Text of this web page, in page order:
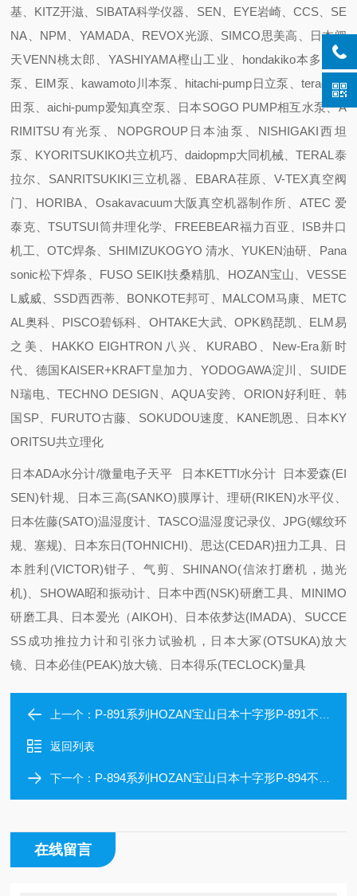
基、KITZ开滋、SIBATA科学仪器、SEN、EYE岩崎、CCS、SE
NA、NPM、YAMADA、REVOX光源、SIMCO思美高、日本阀
天VENN桃太郎、YASHIYAMA樫山工业、hondakiko本多机工
泵、EIM泵、kawamoto川本泵、hitachi-pump日立泵、terada寺
田泵、aichi-pump爱知真空泵、日本SOGO PUMP相互水泵、A
RIMITSU有光泵、NOPGROUP日本油泵、NISHIGAKI西坦
泵、KYORITSUKIKO共立机巧、daidopmp大同机械、TERAL泰
拉尔、SANRITSUKIKI三立机器、EBARA荏原、V-TEX真空阀
门、HORIBA、Osakavacuum大阪真空机器制作所、ATEC 爱
泰克、TSUTSUI筒井理化学、FREEBEAR福力百亚、ISB井口
机工、OTC焊条、SHIMIZUKOGYO 清水、YUKEN油研、Pana
sonic松下焊条、FUSO SEIKI扶桑精肌、HOZAN宝山、VESSE
L威威、SSD西西蒂、BONKOTE邦可、MALCOM马康、METC
AL奥科、PISCO碧铄科、OHTAKE大武、OPK鸥琵凯、ELM易
之美、HAKKO EIGHTRON八兴、KURABO、New-Era新时
代、德国KAISER+KRAFT皇加力、YODOGAWA淀川、SUIDE
N瑞电、TECHNO DESIGN、AQUA安跨、ORION好利旺、韩
国SP、FURUTO古藤、SOKUDOU速度、KANE凯恩、日本KY
ORITSU共立理化
日本ADA水分计/微量电子天平 日本KETTI水分计 日本爱森(EI
SEN)针规、日本三高(SANKO)膜厚计、理研(RIKEN)水平仪、
日本佐藤(SATO)温湿度计、TASCO温湿度记录仪、JPG(螺纹环
规、塞规)、日本东日(TOHNICHI)、思达(CEDAR)扭力工具、日
本胜利(VICTOR)钳子、气剪、SHINANO(信浓打磨机，抛光
机)、SHOWA昭和振动计、日本中西(NSK)研磨工具、MINIMO
研磨工具、日本爱光（AIKOH)、日本依梦达(IMADA)、SUCCE
SS成功推拉力计和引张力试验机，日本大冢(OTSUKA)放大
镜、日本必佳(PEAK)放大镜、日本得乐(TECLOCK)量具
上一个： P-891系列HOZAN宝山日本十字形P-891不锈钢镊子
返回列表
下一个： P-894系列HOZAN宝山日本十字形P-894不锈钢镊子
在线留言